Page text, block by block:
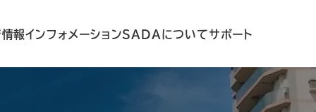
報インフォメーションSADAについてサポート